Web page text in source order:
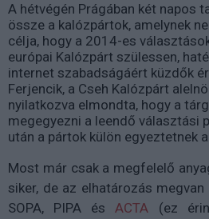
A hétvégén Prágában két napos
össze a kalózpártok, amelynek
célja, hogy a 2014-es
európai Kalózpárt szülessen,
internet szabadságáért küzdők
Ferjencik, a Cseh Kalózpárt
nyilatkozva elmondta, hogy a
megegyezni a leendő választási
után a pártok külön egyeztetnek
Most már csak a megfelelő
siker, de az elhatározás
SOPA, PIPA ésACTA (ez